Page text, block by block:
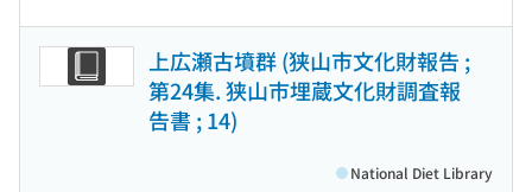
上広瀬古墳群 (狭山市文化財報告 ;
第24集. 狭山市埋蔵文化財調査報
告書 ; 14)
National Diet Library